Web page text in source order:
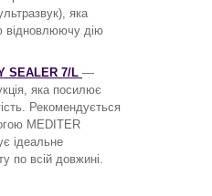
яка
відновлюючу дію
SEALER 7/L —
яка посилює
Рекомендується
MEDITER
ідеальне
по всій довжині.